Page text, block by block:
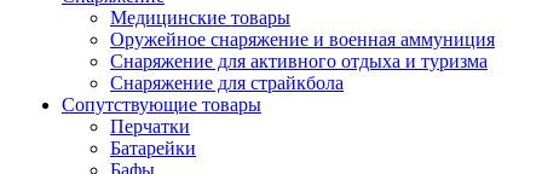
Медицинские товары
Оружейное снаряжение и военная аммуниция
Снаряжение для активного отдыха и туризма
Снаряжение для страйкбола
Сопутствующие товары
Перчатки
Батарейки
Бафы